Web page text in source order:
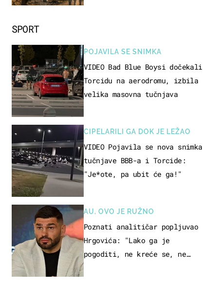
SPORT
POJAVILA SE SNIMKA
VIDEO Bad Blue Boysi dočekali
Torcidu na aerodromu, izbila
velika masovna tučnjava
CIPELARILI GA DOK JE LEŽAO
VIDEO Pojavila se nova snimka
tučnjave BBB-a i Torcide:
"Je*ote, pa ubit će ga!"
AU, OVO JE RUŽNO
Poznati analitičar popljuvao
Hrgovića: "Lako ga je
pogoditi, ne kreće se, ne